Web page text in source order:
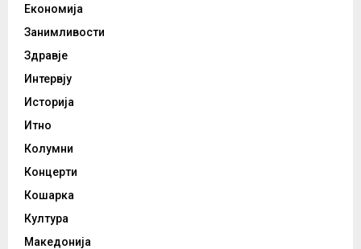
Економија
Занимливости
Здравје
Интервју
Историја
Итно
Колумни
Концерти
Кошарка
Култура
Македонија